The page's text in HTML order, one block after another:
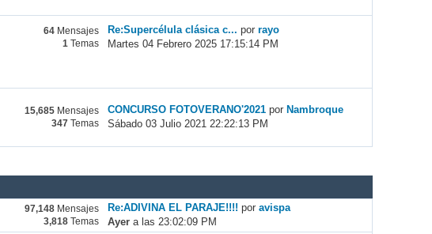
64 Mensajes
1 Temas
Re:Supercélula clásica c... porrayo
Martes 04 Febrero 2025 17:15:14 PM
15,685 Mensajes
347
Temas
CONCURSO FOTOVERANO'2021 por Nambroque
Sábado 03 Julio 2021 22:22:13 PM
97,148 Mensajes
3,818 Temas
Re:ADIVINA EL PARAJE!!!! poravispa
Ayer a las 23:02:09 PM